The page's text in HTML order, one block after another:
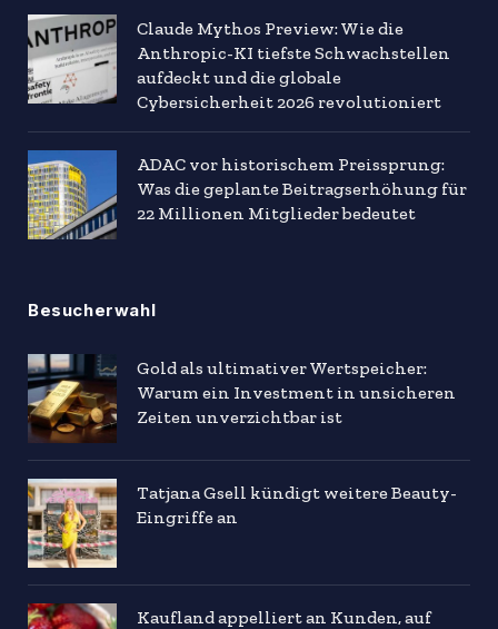
Claude Mythos Preview: Wie die
Anthropic-KI tiefste Schwachstellen
aufdeckt und die globale
Cybersicherheit 2026 revolutioniert
ADAC vor historischem Preissprung:
Was die geplante Beitragserhöhung für
22 Millionen Mitglieder bedeutet
Besucherwahl
Gold als ultimativer Wertspeicher:
Warum ein Investment in unsicheren
Zeiten unverzichtbar ist
Tatjana Gsell kündigt weitere Beauty-
Eingriffe an
Kaufland appelliert an Kunden, auf